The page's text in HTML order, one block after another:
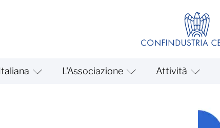
L'Associazione Attività